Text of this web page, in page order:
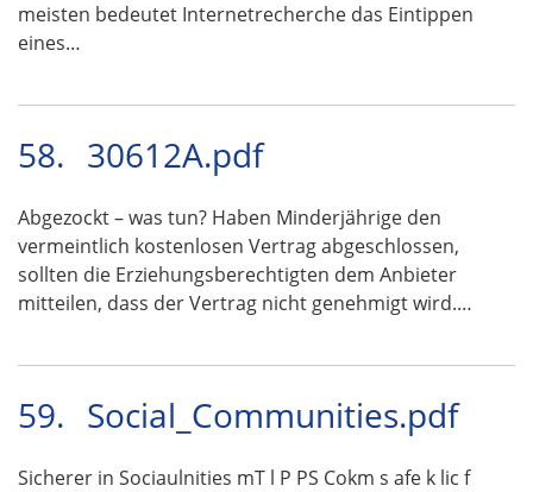
meisten bedeutet Internetrecherche das Eintippen
eines…
58. 30612A.pdf
Abgezockt – was tun? Haben Minderjährige den
vermeintlich kostenlosen Vertrag abgeschlossen,
sollten die Erziehungsberechtigten dem Anbieter
mitteilen, dass der Vertrag nicht genehmigt wird.…
59. Social_Communities.pdf
Sicherer in Sociaulnities mT l P PS Cokm s afe k lic f